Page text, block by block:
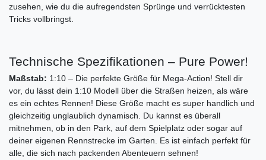
zusehen, wie du die aufregendsten Sprünge und verrücktesten
Tricks vollbringst.
Technische Spezifikationen – Pure Power!
Maßstab: 1:10 – Die perfekte Größe für Mega-Action! Stell dir
vor, du lässt dein 1:10 Modell über die Straßen heizen, als wäre
es ein echtes Rennen! Diese Größe macht es super handlich und
gleichzeitig unglaublich dynamisch. Du kannst es überall
mitnehmen, ob in den Park, auf dem Spielplatz oder sogar auf
deiner eigenen Rennstrecke im Garten. Es ist einfach perfekt für
alle, die sich nach packenden Abenteuern sehnen!